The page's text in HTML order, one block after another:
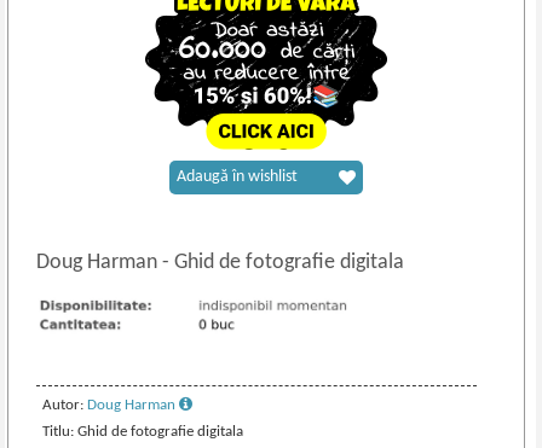
Doug Harman- Ghid de fotografie digitala
Autor:Doug Harman
Titlu: Ghid de fotografie digitala
Adaugă în wishlist